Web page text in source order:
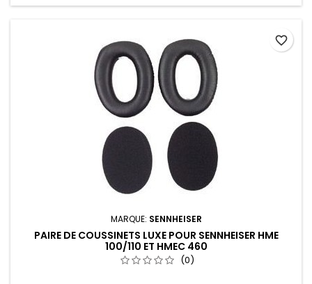
MARQUE: SENNHEISER
PAIRE DE COUSSINETS LUXE POUR SENNHEISER HME
100/110 ET HMEC 460
(0)
favorite_border